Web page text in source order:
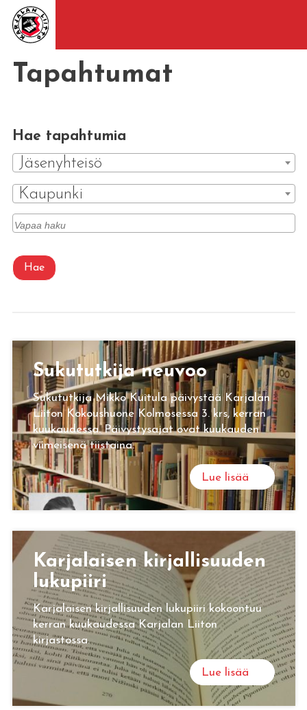
Tapahtumat
Hae tapahtumia
Jäsenyhteisö
Kaupunki
Hae
Su­ku­tut­ki­ja neu­voo
Sukututkija Mikko Kuitula päivystää Karjalan
Liiton Kokoushuone Kolmosessa 3. krs, kerran
kuukaudessa. Päivystysajat ovat kuukauden
viimeisenä tiistaina.
Lue lisää
Kar­ja­lai­sen kir­jal­li­suu­den
lu­ku­pii­ri
Karjalaisen kirjallisuuden lukupiiri kokoontuu
kerran kuukaudessa Karjalan Liiton
kirjastossa.
Lue lisää